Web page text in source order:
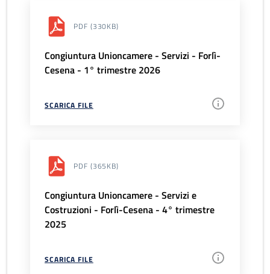
PDF (330KB)
Congiuntura Unioncamere - Servizi - Forlì-
Cesena - 1° trimestre 2026
SCARICA FILE
PDF (365KB)
Congiuntura Unioncamere - Servizi e
Costruzioni - Forlì-Cesena - 4° trimestre
2025
SCARICA FILE